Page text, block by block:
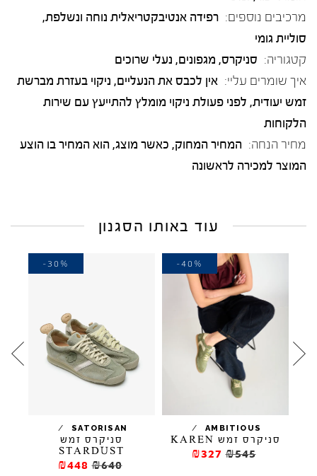
מרכיבים נוספים: רפידה אנטיבקטריאלית נוחה ונשלפת,
סוליית גומי
קטגוריה: סניקרס, מגפונים, נעלי שרוכים
איך שומרים עליי: אין לכבס את הנעליים, ניקוי בעזרת מברשת
זמש יעודית, לפני פעולת ניקוי מומלץ להתייעץ עם שירות
הלקוחות
מחיר הנחה: המחיר המחוק, כאשר מוצג, הוא המחיר בו הוצע
המוצר למכירה לראשונה
עוד באותו הסגנון
AMBITIOUS
/
סניקרס זמש KAREN
₪545
₪327
-40%
SATORISAN
/
סניקרס זמש
STARDUST
₪640
₪448
-30%